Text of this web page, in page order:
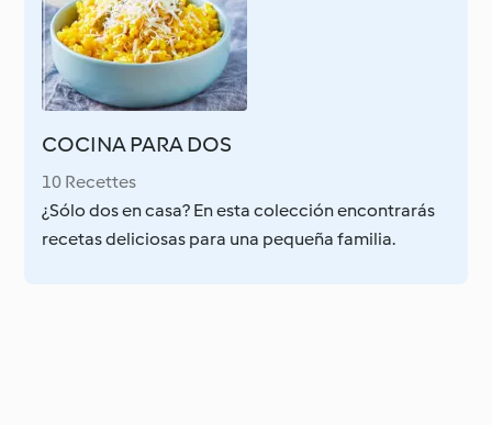
COCINA PARA DOS
10 Recettes
¿Sólo dos en casa? En esta colección encontrarás
recetas deliciosas para una pequeña familia.